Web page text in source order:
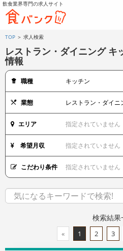
飲食業界専門の求人サイト
TOP ＞ 求人検索
レストラン・ダイニング キ
情報
職種 キッチン
業態 レストラン・ダイニ
エリア 指定されていません
希望月収 指定されていません
こだわり条件 指定されていません
検索結果
« 1 2 3